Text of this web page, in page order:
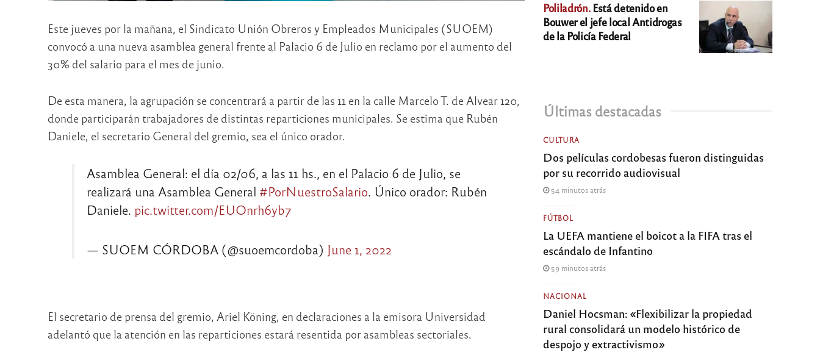
Este jueves por la mañana, el Sindicato Unión Obreros y Empleados Municipales (SUOEM)
convocó a una nueva asamblea general frente al Palacio 6 de Julio en reclamo por el aumento del
30% del salario para el mes de junio.
De esta manera, la agrupación se concentrará a partir de las 11 en la calle Marcelo T. de Alvear 120,
donde participarán trabajadores de distintas reparticiones municipales. Se estima que Rubén
Daniele, el secretario General del gremio, sea el único orador.
Asamblea General: el día 02/06, a las 11 hs., en el Palacio 6 de Julio, se
realizará una Asamblea General #PorNuestroSalario. Único orador: Rubén
Daniele. pic.twitter.com/EUOnrh6yb7
— SUOEM CÓRDOBA (@suoemcordoba) June 1, 2022
El secretario de prensa del gremio, Ariel Köning, en declaraciones a la emisora Universidad
adelantó que la atención en las reparticiones estará resentida por asambleas sectoriales.
Poliladrón.Está detenido en
Bouwer el jefe local Antidrogas
de la Policía Federal
Últimas destacadas
CULTURA
Dos películas cordobesas fueron distinguidas
por su recorrido audiovisual
54 minutos atrás
FÚTBOL
La UEFA mantiene el boicot a la FIFA tras el
escándalo de Infantino
59 minutos atrás
NACIONAL
Daniel Hocsman: «Flexibilizar la propiedad
rural consolidará un modelo histórico de
despojo y extractivismo»